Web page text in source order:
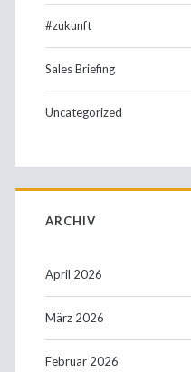
#zukunft
Sales Briefing
Uncategorized
ARCHIV
April 2026
März 2026
Februar 2026